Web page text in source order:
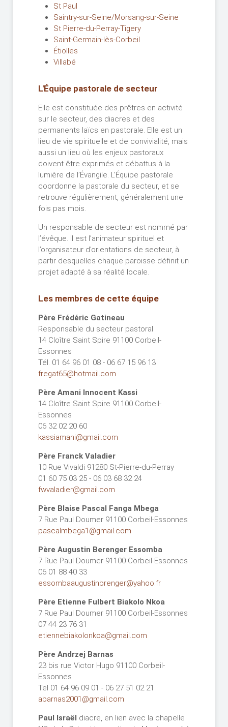
St Paul
Saintry-sur-Seine/Morsang-sur-Seine
St Pierre-du-Perray-Tigery
Saint-Germain-lès-Corbeil
Étiolles
Villabé
L'Équipe pastorale de secteur
Elle est constituée des prêtres en activité
sur le secteur, des diacres et des
permanents laïcs en pastorale. Elle est un
lieu de vie spirituelle et de convivialité, mais
aussi un lieu où les enjeux pastoraux
doivent être exprimés et débattus à la
lumière de l’Évangile. L’Équipe pastorale
coordonne la pastorale du secteur, et se
retrouve régulièrement, généralement une
fois pas mois.
Un responsable de secteur est nommé par
l’évêque. Il est l’animateur spirituel et
l’organisateur d’orientations de secteur, à
partir desquelles chaque paroisse définit un
projet adapté à sa réalité locale.
Les membres de cette équipe
Père Frédéric Gatineau
Responsable du secteur pastoral
14 Cloître Saint Spire 91100 Corbeil-
Essonnes
Tél. 01 64 96 01 08 - 06 67 15 96 13
fregat65@hotmail.com
Père Amani Innocent Kassi
14 Cloître Saint Spire 91100 Corbeil-
Essonnes
06 32 02 20 60
kassiamani@gmail.com
Père Franck Valadier
10 Rue Vivaldi 91280 St-Pierre-du-Perray
01 60 75 03 25 - 06 03 68 32 24
fwvaladier@gmail.com
Père Blaise Pascal Fanga Mbega
7 Rue Paul Doumer 91100 Corbeil-Essonnes
pascalmbega1@gmail.com
Père Augustin Berenger Essomba
7 Rue Paul Doumer 91100 Corbeil-Essonnes
06 01 88 40 33
essombaaugustinbrenger@yahoo.fr
Père Etienne Fulbert Biakolo Nkoa
7 Rue Paul Doumer 91100 Corbeil-Essonnes
07 44 23 76 31
etiennebiakolonkoa@gmail.com
Père Andrzej Barnas
23 bis rue Victor Hugo 91100 Corbeil-
Essonnes
Tel 01 64 96 09 01 - 06 27 51 02 21
abarnas2001@gmail.com
Paul Israël diacre, en lien avec la chapelle